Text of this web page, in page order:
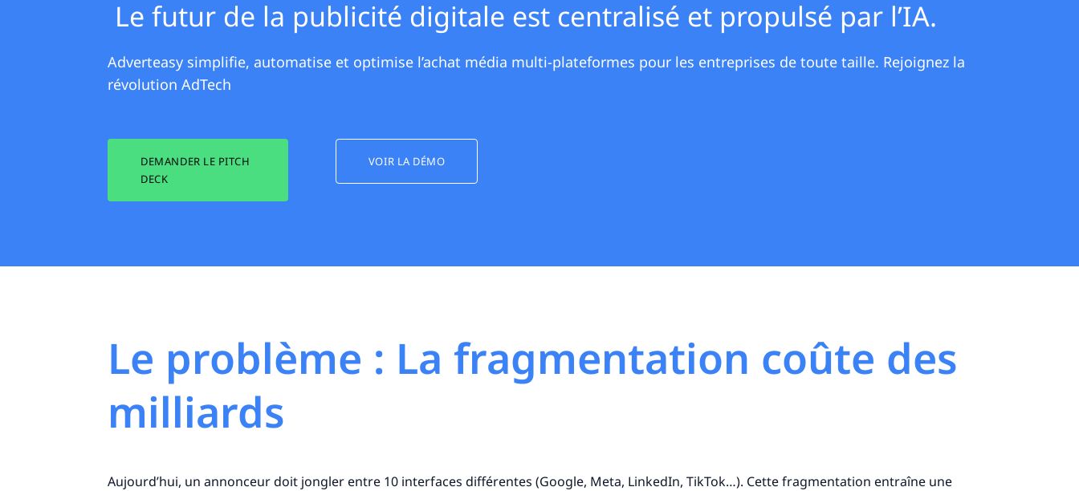
Le futur de la publicité digitale est centralisé et propulsé par l’IA.
Adverteasy simplifie, automatise et optimise l’achat média multi-plateformes pour les entreprises de toute taille. Rejoignez la
révolution AdTech
DEMANDER LE PITCH
DECK
VOIR LA DÉMO
Le problème : La fragmentation coûte des
milliards
Aujourd’hui, un annonceur doit jongler entre 10 interfaces différentes (Google, Meta, LinkedIn, TikTok…). Cette fragmentation entraîne une